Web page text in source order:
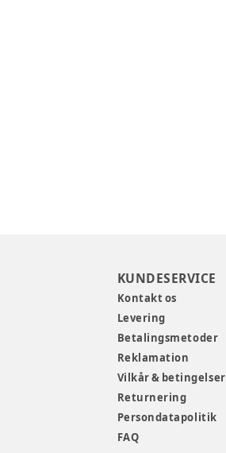
KUNDESERVICE
Kontakt os
Levering
Betalingsmetoder
Reklamation
Vilkår & betingelser
Returnering
Persondatapolitik
FAQ